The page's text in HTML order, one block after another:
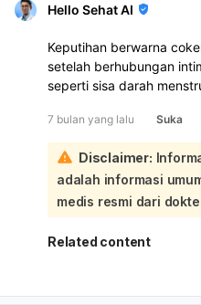
Hello Sehat AI
Keputihan berwarna
setelah berhubungan
seperti sisa darah
dan akhir siklus
lama berada di rahim:
Namun, karena Anda
intim dan ada
kondisi lain, sangat
dengan dokter.
selama 1 bulan dapat
seks, memerlukan
7 bulan yang lalu Suka
Disclaimer:
adalah informasi
medis resmi dari
Related content